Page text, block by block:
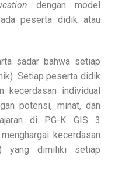
dengan model
peserta didik atau
sadar bahwa setiap
Setiap peserta didik
kecerdasan individual
potensi, minat, dan
di PG-K GIS 3
kecerdasan
yang dimiliki setiap